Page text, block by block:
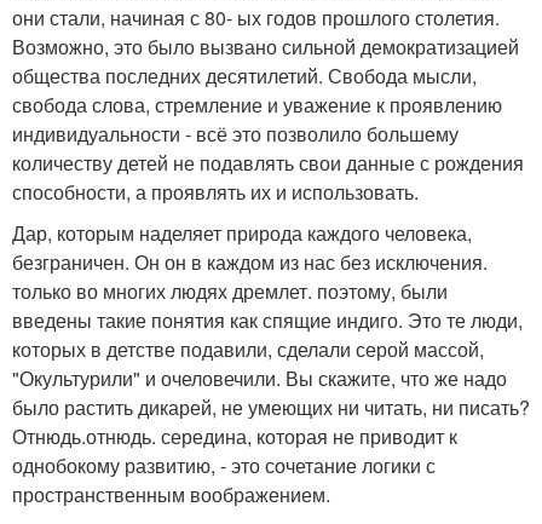
они стали, начиная с 80- ых годов прошлого столетия.
Возможно, это было вызвано сильной демократизацией
общества последних десятилетий. Свобода мысли,
свобода слова, стремление и уважение к проявлению
индивидуальности - всё это позволило большему
количеству детей не подавлять свои данные с рождения
способности, а проявлять их и использовать.
Дар, которым наделяет природа каждого человека,
безграничен. Он он в каждом из нас без исключения.
только во многих людях дремлет. поэтому, были
введены такие понятия как спящие индиго. Это те люди,
которых в детстве подавили, сделали серой массой,
"Окультурили" и очеловечили. Вы скажите, что же надо
было растить дикарей, не умеющих ни читать, ни писать?
Отнюдь.отнюдь. середина, которая не приводит к
однобокому развитию, - это сочетание логики с
пространственным воображением.